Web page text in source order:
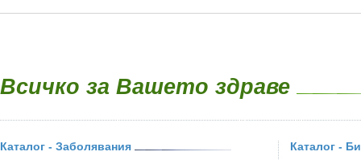
Всичко за Вашето здраве
Каталог - Заболявания Каталог -